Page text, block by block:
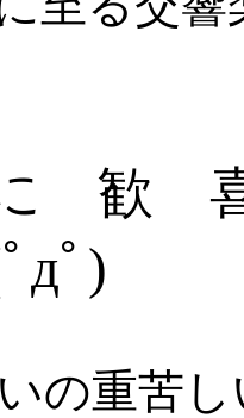
歓
ﾟ)
の重苦